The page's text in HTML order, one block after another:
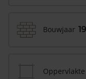
Bouwjaar